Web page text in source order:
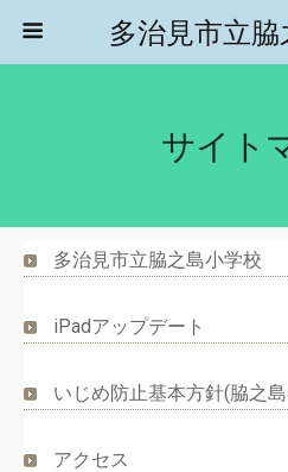
多治見市立
サイト
多治見市立脇之島小学校
iPadアップデート
いじめ防止基本方針(脇之
アクセス